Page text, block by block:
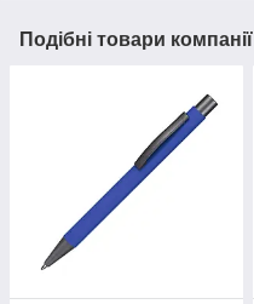
Подібні товари компанії